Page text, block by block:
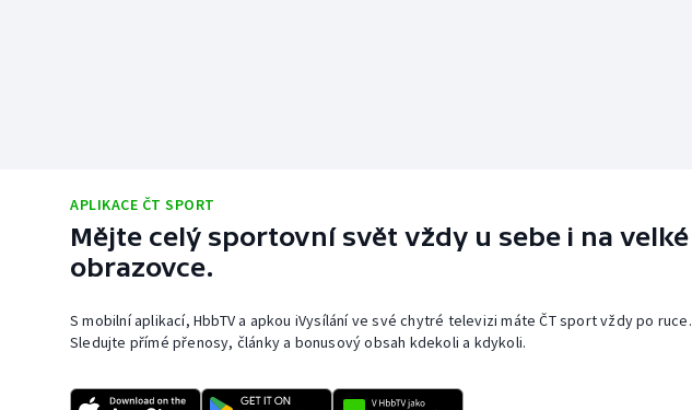
APLIKACE ČT SPORT
Mějte celý sportovní svět vždy u sebe i na velké
obrazovce.
S mobilní aplikací, HbbTV a apkou iVysílání ve své chytré televizi máte ČT sport vždy po ruce.
Sledujte přímé přenosy, články a bonusový obsah kdekoli a kdykoli.